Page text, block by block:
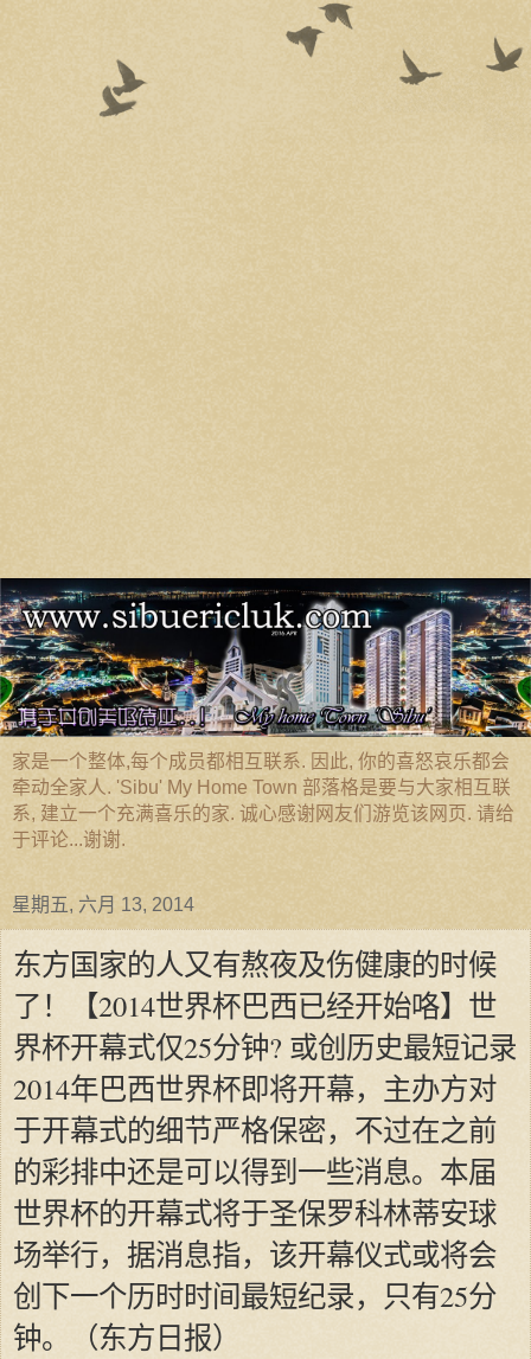
家是一个整体,每个成员都相互联系. 因此, 你的喜怒哀乐都会
牵动全家人. 'Sibu' My Home Town 部落格是要与大家相互联
系, 建立一个充满喜乐的家. 诚心感谢网友们游览该网页. 请给
于评论...谢谢.
星期五, 六月 13, 2014
东方国家的人又有熬夜及伤健康的时候
了！【2014世界杯巴西已经开始咯】世
界杯开幕式仅25分钟? 或创历史最短记录
2014年巴西世界杯即将开幕，主办方对
于开幕式的细节严格保密，不过在之前
的彩排中还是可以得到一些消息。本届
世界杯的开幕式将于圣保罗科林蒂安球
场举行，据消息指，该开幕仪式或将会
创下一个历时时间最短纪录，只有25分
钟。（东方日报）